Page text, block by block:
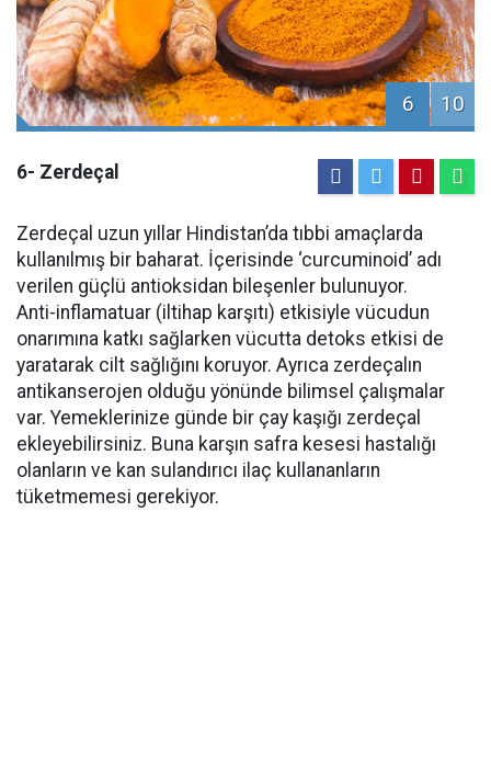
6 10
6- Zerdeçal
Zerdeçal uzun yıllar Hindistan’da tıbbi amaçlarda
kullanılmış bir baharat. İçerisinde ‘curcuminoid’ adı
verilen güçlü antioksidan bileşenler bulunuyor.
Anti-inflamatuar (iltihap karşıtı) etkisiyle vücudun
onarımına katkı sağlarken vücutta detoks etkisi de
yaratarak cilt sağlığını koruyor. Ayrıca zerdeçalın
antikanserojen olduğu yönünde bilimsel çalışmalar
var. Yemeklerinize günde bir çay kaşığı zerdeçal
ekleyebilirsiniz. Buna karşın safra kesesi hastalığı
olanların ve kan sulandırıcı ilaç kullananların
tüketmemesi gerekiyor.